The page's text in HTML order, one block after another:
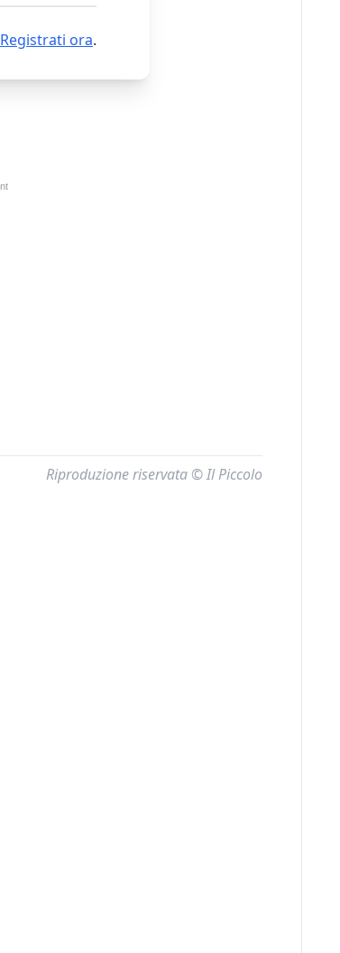
Registrati ora.
Riproduzione riservata © Il Piccolo